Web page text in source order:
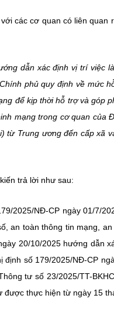
các cơ quan có liên
dẫn xác định vị trí việc
phủ quy định về mức
để kịp thời hỗ trợ và góp
mạng trong cơ quan của
từ Trung ương đến cấp xã
trả lời như sau:
2025/NĐ-CP ngày 01/7/
an toàn thông tin mạng,
20/10/2025 hướng dẫn
số 179/2025/NĐ-CP
tư số 23/2025/TT-
thực hiện từ ngày 15